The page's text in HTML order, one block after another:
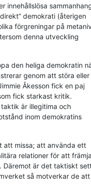
innehållslösa
demokrati (återigen
förgreningar på
denna utveckling
den heliga demokratin
genom att störa eller
Åkesson fick en paj
fick starkast kritik.
är illegitima och
inom demokratins
att missa; att använda ett
relationer för att främja
Däremot är det taktiskt
så motverkar de att